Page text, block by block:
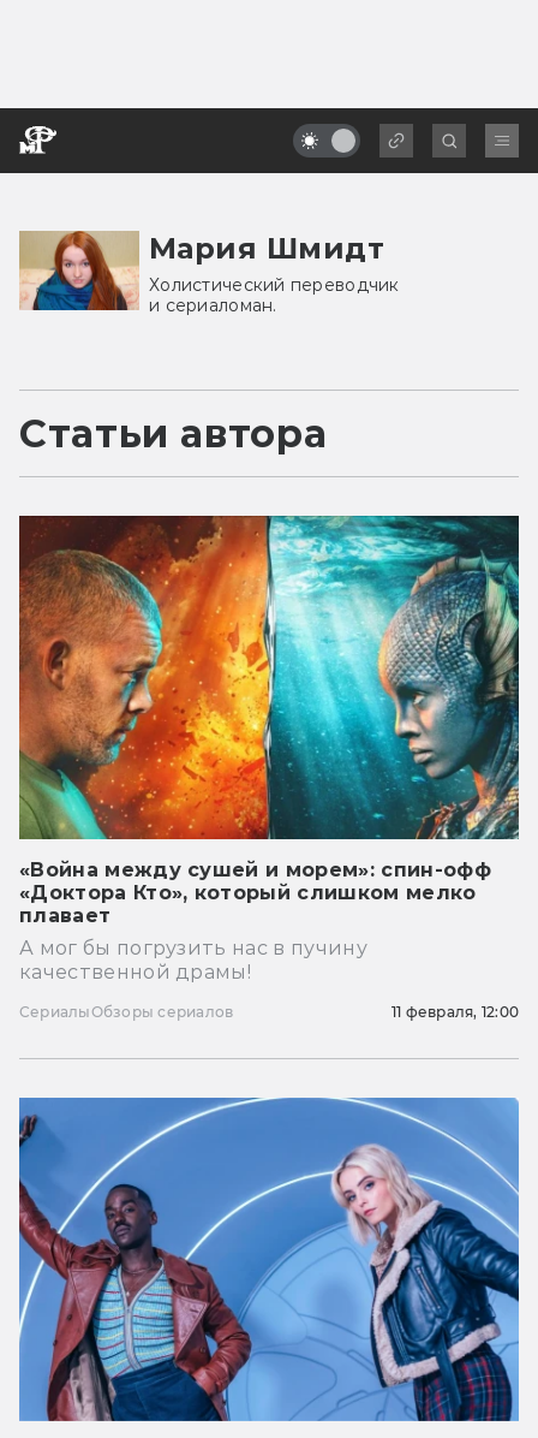
Мария Шмидт
Холистический переводчик
и сериаломан.
Статьи автора
«Война между сушей и морем»: спин-офф
«Доктора Кто», который слишком мелко
плавает
А мог бы погрузить нас в пучину
качественной драмы!
СериалыОбзоры сериалов 11 февраля, 12:00